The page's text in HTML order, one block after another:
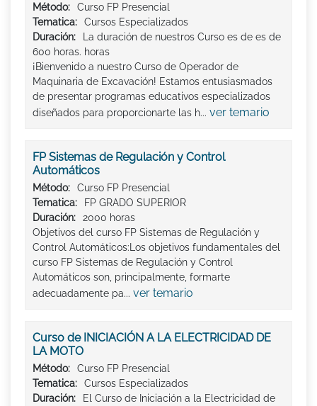
Método:
Curso FP Presencial
Tematica:
Cursos Especializados
Duración:
La duración de nuestros Curso es de es de
600 horas. horas
¡Bienvenido a nuestro Curso de Operador de
Maquinaria de Excavación! Estamos entusiasmados
de presentar programas educativos especializados
diseñados para proporcionarte las h... ver temario
FP Sistemas de Regulación y Control
Automáticos
Método:
Curso FP Presencial
Tematica:
FP GRADO SUPERIOR
Duración:
2000 horas
Objetivos del curso FP Sistemas de Regulación y
Control Automáticos:Los objetivos fundamentales del
curso FP Sistemas de Regulación y Control
Automáticos son, principalmente, formarte
adecuadamente pa... ver temario
Curso de INICIACIÓN A LA ELECTRICIDAD DE
LA MOTO
Método:
Curso FP Presencial
Tematica:
Cursos Especializados
Duración:
El Curso de Iniciación a la Electricidad de